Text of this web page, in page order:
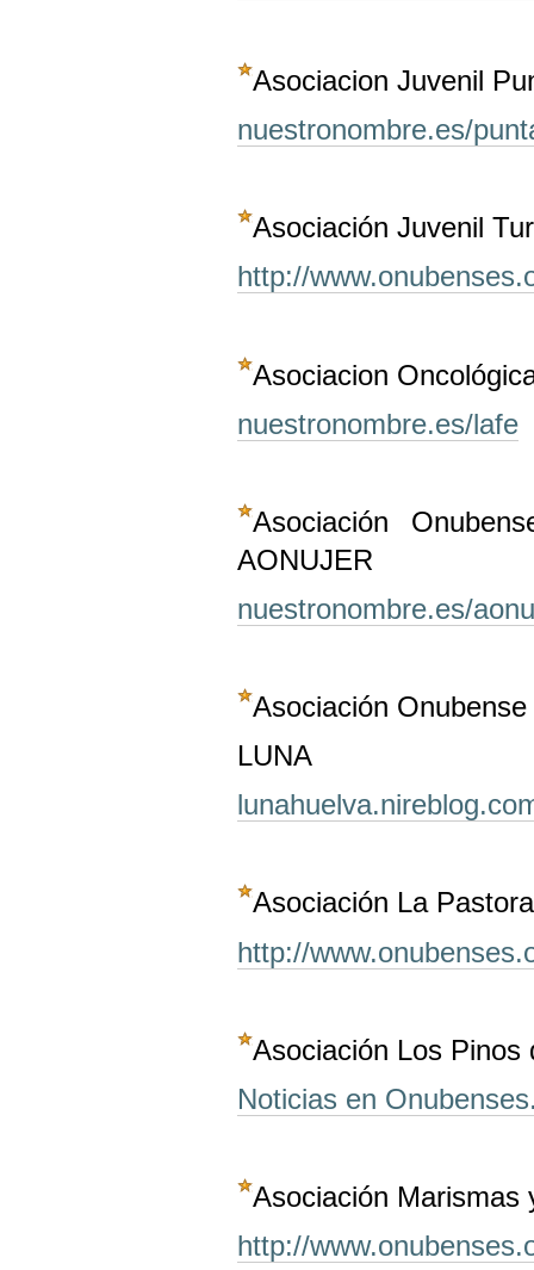
Asociacion Juvenil
nuestronombre.es/
Asociación Juvenil
http://
Asociacion
nuestronombre.es/lafe
Asociación
AONUJER
nuestronombre.es/
Asociación
LUNA
Asociación La
http://
Asociación Los Pinos
Noticias en
Asociación Marismas
http://